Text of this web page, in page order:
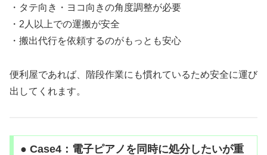
・タテ向き・ヨコ向きの角度調整が必要
・2人以上での運搬が安全
・搬出代行を依頼するのがもっとも安心
便利屋であれば、階段作業にも慣れているため安全に運び
出してくれます。
● Case4：電子ピアノを同時に処分したいが重